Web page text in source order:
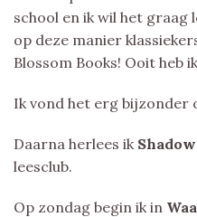
school en ik wil het graag
op deze manier
Blossom Books! Ooit heb
Ik vond het erg bijzonder
Daarna herlees ik
leesclub.
Op zondag begin ik in